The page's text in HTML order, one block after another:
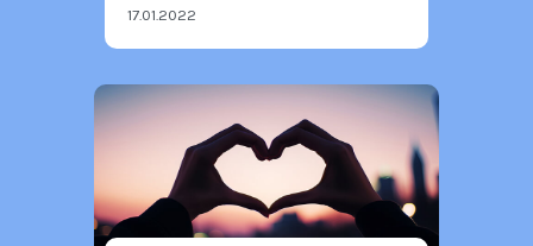
17.01.2022